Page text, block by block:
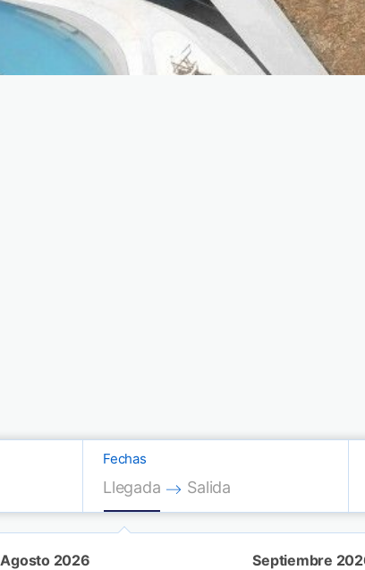
Fechas
Press the down arrow key to
Llegada
Press the down arrow
Salida
Agosto 2026 Septiembre